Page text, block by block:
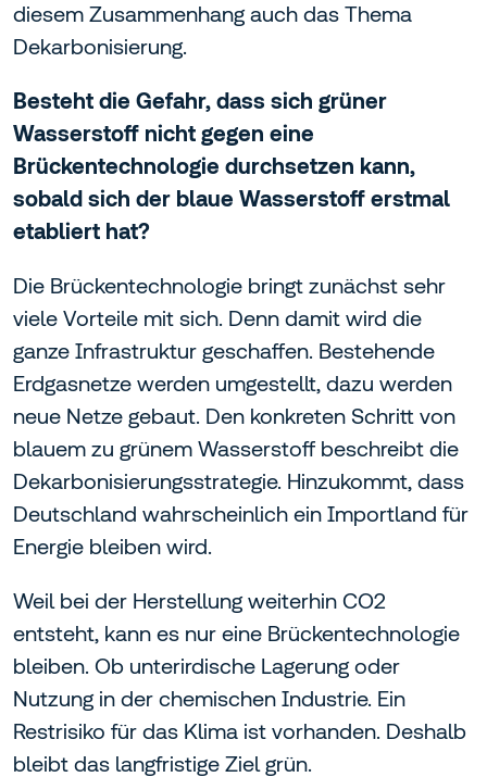
diesem Zusammenhang auch das Thema
Dekarbonisierung.
Besteht die Gefahr, dass sich grüner
Wasserstoff nicht gegen eine
Brückentechnologie durchsetzen kann,
sobald sich der blaue Wasserstoff erstmal
etabliert hat?
Die Brückentechnologie bringt zunächst sehr
viele Vorteile mit sich. Denn damit wird die
ganze Infrastruktur geschaffen. Bestehende
Erdgasnetze werden umgestellt, dazu werden
neue Netze gebaut. Den konkreten Schritt von
blauem zu grünem Wasserstoff beschreibt die
Dekarbonisierungsstrategie. Hinzukommt, dass
Deutschland wahrscheinlich ein Importland für
Energie bleiben wird.
Weil bei der Herstellung weiterhin CO2
entsteht, kann es nur eine Brückentechnologie
bleiben. Ob unterirdische Lagerung oder
Nutzung in der chemischen Industrie. Ein
Restrisiko für das Klima ist vorhanden. Deshalb
bleibt das langfristige Ziel grün.